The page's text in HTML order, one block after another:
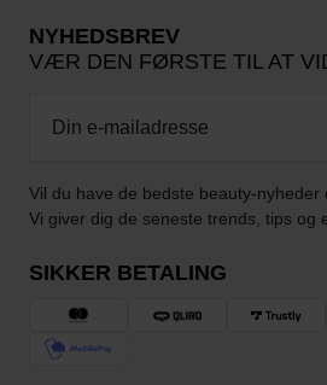
NYHEDSBREV
VÆR DEN FØRSTE TIL AT
Vil du have de bedste beauty-nyheder
Vi giver dig de seneste trends, tips og
SIKKER BETALING